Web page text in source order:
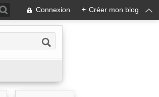
Connexion + Créer mon blog